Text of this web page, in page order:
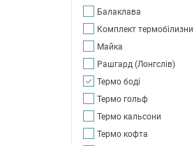
Балаклава
Комплект термобілизни
Майка
Рашгард (Лонгслів)
Термо боді
Термо гольф
Термо кальсони
Термо кофта